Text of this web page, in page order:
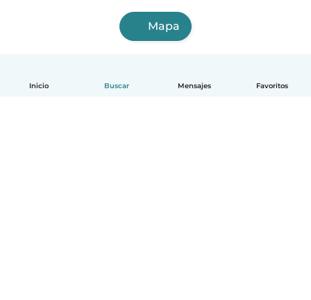
Inicio Buscar Mensajes Favoritos
Mapa